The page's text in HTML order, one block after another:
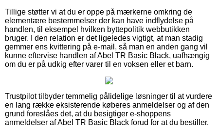
Tillige støtter vi at du er oppe på mærkerne omkring de
elementære bestemmelser der kan have indflydelse på
handlen, til eksempel hvilken byttepolitik webbutikken
bruger. I den relation er det ligeledes vigtigt, at man stadig
gemmer ens kvittering på e-mail, så man en anden gang vil
kunne eftervise handlen af Abel TR Basic Black, uafhængig
om du er på udkig efter varer til en voksen eller et barn.
Trustpilot tilbyder temmelig pålidelige løsninger til at vurdere
en lang række eksisterende køberes anmeldelser og af den
grund foreslåes det, at du besigtiger e-shoppens
anmeldelser af Abel TR Basic Black forud for at du bestiller.